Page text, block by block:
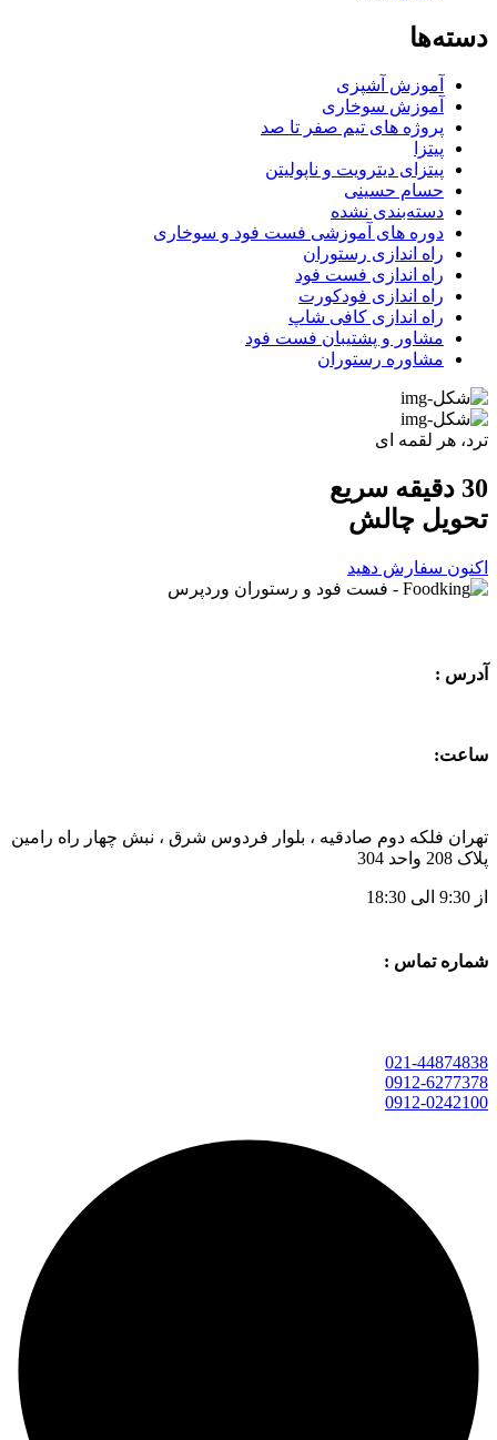
دسته‌ها
آموزش آشپزی
آموزش سوخاری
پروژه های تیم صفر تا صد
پیتزا
پیتزای دیترویت و ناپولیتن
حسام حسینی
دسته‌بندی نشده
دوره های آموزشی فست فود و سوخاری
راه اندازی رستوران
راه اندازی فست فود
راه اندازی فودکورت
راه اندازی کافی شاپ
مشاور و پشتیبان فست فود
مشاوره رستوران
ترد، هر لقمه ای
30 دقیقه سریع
تحویل چالش
اکنون سفارش دهید
آدرس :
ساعت:
تهران فلکه دوم صادقیه ، بلوار فردوس شرق ، نبش چهار راه رامین
پلاک 208 واحد 304
از 9:30 الی 18:30
شماره تماس :
021-44874838
0912-6277378
0912-0242100